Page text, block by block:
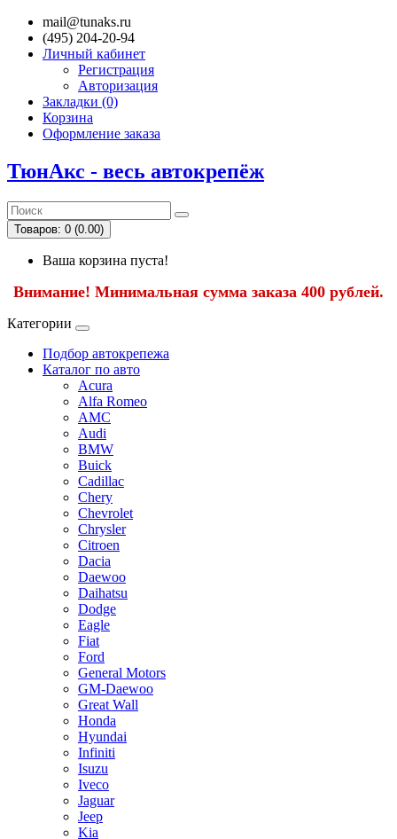
mail@tunaks.ru
(495) 204-20-94
Личный кабинет
Регистрация
Авторизация
Закладки (0)
Корзина
Оформление заказа
ТюнАкс - весь автокрепёж
Товаров: 0 (0.00)
Ваша корзина пуста!
Внимание! Минимальная сумма заказа 400 рублей.
Категории
Подбор автокрепежа
Каталог по авто
Acura
Alfa Romeo
AMC
Audi
BMW
Buick
Cadillac
Chery
Chevrolet
Chrysler
Citroen
Dacia
Daewoo
Daihatsu
Dodge
Eagle
Fiat
Ford
General Motors
GM-Daewoo
Great Wall
Honda
Hyundai
Infiniti
Isuzu
Iveco
Jaguar
Jeep
Kia